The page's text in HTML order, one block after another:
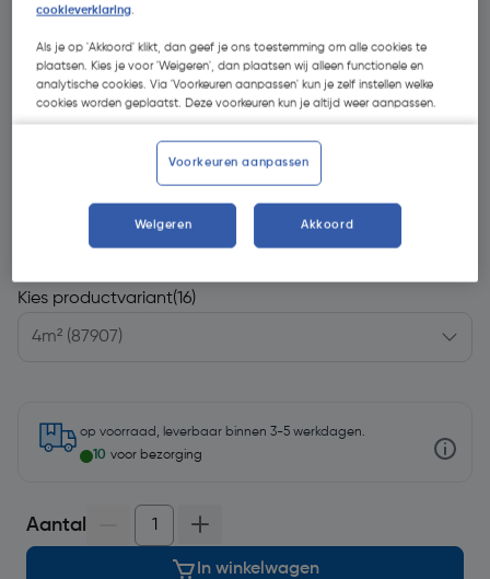
€ 186,59| Excl. btw € 154,21
Kies productvariant(16)
op voorraad, leverbaar binnen 3-5 werkdagen.
10 voor bezorging
Aantal
In winkelwagen
cookieverklaring.
Als je op 'Akkoord' klikt, dan geef je ons toestemming om alle cookies te
plaatsen. Kies je voor 'Weigeren', dan plaatsen wij alleen functionele en
analytische cookies. Via 'Voorkeuren aanpassen' kun je zelf instellen welke
cookies worden geplaatst. Deze voorkeuren kun je altijd weer aanpassen.
Voorkeuren aanpassen
Weigeren Akkoord